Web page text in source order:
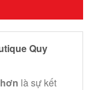
Quy
là sự kết